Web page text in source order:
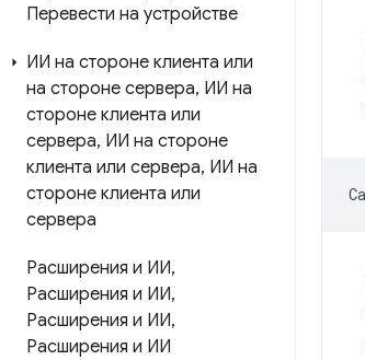
Перевести на устройстве
ИИ на стороне клиента или
на стороне сервера, ИИ на
стороне клиента или
сервера, ИИ на стороне
клиента или сервера, ИИ на
стороне клиента или
сервера
Расширения и ИИ,
Расширения и ИИ,
Расширения и ИИ,
Расширения и ИИ